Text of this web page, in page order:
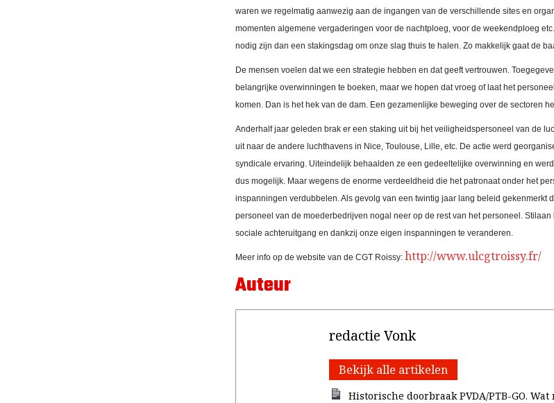
waren we regelmatig aanwezig aan de ingangen van de verschillende sites en
momenten algemene vergaderingen voor de nachtploeg, voor de weekendploeg
nodig zijn dan een stakingsdag om onze slag thuis te halen. Zo makkelijk gaat de
De mensen voelen dat we een strategie hebben en dat geeft vertrouwen.
belangrijke overwinningen te boeken, maar we hopen dat vroeg of laat het
komen. Dan is het hek van de dam. Een gezamenlijke beweging over de sectoren
Anderhalf jaar geleden brak er een staking uit bij het veiligheidspersoneel van de
uit naar de andere luchthavens in Nice, Toulouse, Lille, etc. De actie werd
syndicale ervaring. Uiteindelijk behaalden ze een gedeeltelijke overwinning en
dus mogelijk. Maar wegens de enorme verdeeldheid die het patronaat onder het
inspanningen verdubbelen. Als gevolg van een twintig jaar lang beleid gekenmerkt
personeel van de moederbedrijven nogal neer op de rest van het personeel.
sociale achteruitgang en dankzij onze eigen inspanningen te veranderen.
Meer info op de website van de CGT Roissy:http://www.ulcgtroissy.fr/
Auteur
redactie Vonk
Bekijk alle artikelen
Historische doorbraak PVDA/PTB-GO. Wat